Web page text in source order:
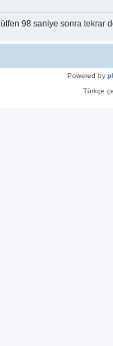
98 saniye sonra tekrar
Powered by
Türkçe